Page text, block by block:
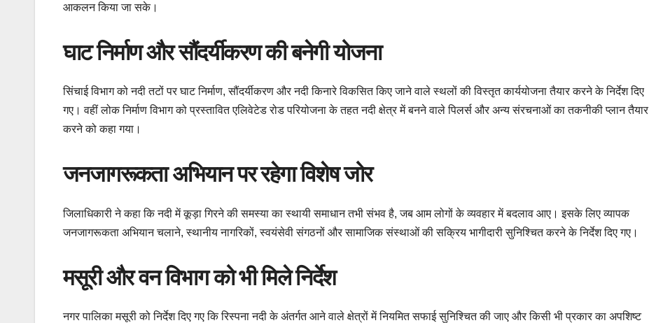
आकलन किया जा सके।
घाट निर्माण और सौंदर्यीकरण की बनेगी योजना
सिंचाई विभाग को नदी तटों पर घाट निर्माण, सौंदर्यीकरण और नदी किनारे विकसित किए जाने वाले स्थलों की विस्तृत कार्ययोजना तैयार करने के निर्देश दिए
गए। वहीं लोक निर्माण विभाग को प्रस्तावित एलिवेटेड रोड परियोजना के तहत नदी क्षेत्र में बनने वाले पिलर्स और अन्य संरचनाओं का तकनीकी प्लान तैयार
करने को कहा गया।
जनजागरूकता अभियान पर रहेगा विशेष जोर
जिलाधिकारी ने कहा कि नदी में कूड़ा गिरने की समस्या का स्थायी समाधान तभी संभव है, जब आम लोगों के व्यवहार में बदलाव आए। इसके लिए व्यापक
जनजागरूकता अभियान चलाने, स्थानीय नागरिकों, स्वयंसेवी संगठनों और सामाजिक संस्थाओं की सक्रिय भागीदारी सुनिश्चित करने के निर्देश दिए गए।
मसूरी और वन विभाग को भी मिले निर्देश
नगर पालिका मसूरी को निर्देश दिए गए कि रिस्पना नदी के अंतर्गत आने वाले क्षेत्रों में नियमित सफाई सुनिश्चित की जाए और किसी भी प्रकार का अपशिष्ट